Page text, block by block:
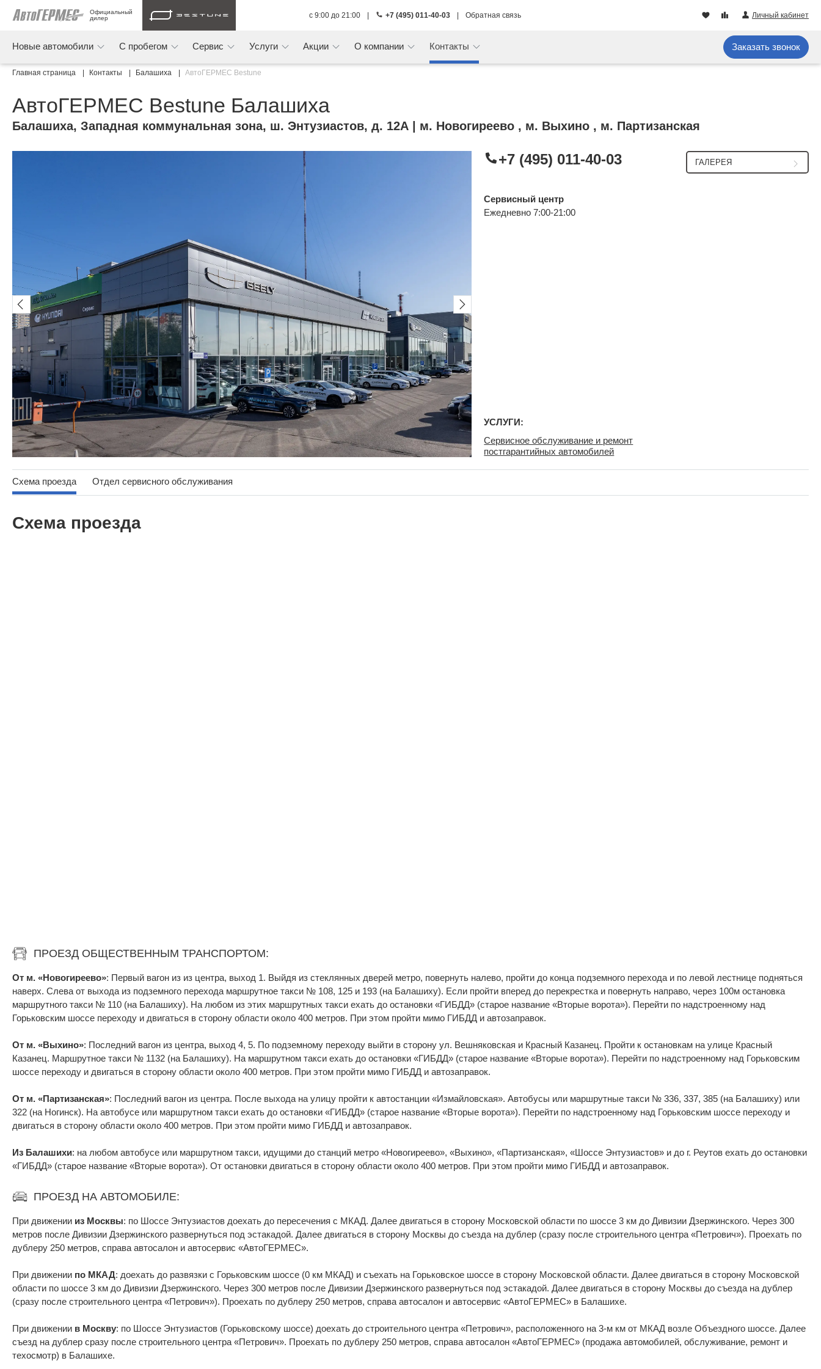
Официальный
дилер
с 9:00 до 21:00 +7 (495) 011-40-03 Обратная связь Личный кабинет
Новые автомобили С пробегом Сервис Услуги Акции О компании Контакты Заказать звонок
Главная страница Контакты Балашиха АвтоГЕРМЕС Bestune
АвтоГЕРМЕС Bestune Балашиха
Балашиха, Западная коммунальная зона, ш. Энтузиастов, д. 12А | м. Новогиреево , м. Выхино , м. Партизанская
+7 (495) 011-40-03
Сервисный центр
Ежедневно 7:00-21:00
УСЛУГИ:
Сервисное обслуживание и ремонт
постгарантийных автомобилей
ГАЛЕРЕЯ
Схема проезда Отдел сервисного обслуживания
Схема проезда
ПРОЕЗД ОБЩЕСТВЕННЫМ ТРАНСПОРТОМ:
От м. «Новогиреево»: Первый вагон из из центра, выход 1. Выйдя из стеклянных дверей метро, повернуть налево, пройти до конца подземного перехода и по левой лестнице подняться
наверх. Слева от выхода из подземного перехода маршрутное такси № 108, 125 и 193 (на Балашиху). Если пройти вперед до перекрестка и повернуть направо, через 100м остановка
маршрутного такси № 110 (на Балашиху). На любом из этих маршрутных такси ехать до остановки «ГИБДД» (старое название «Вторые ворота»). Перейти по надстроенному над
Горьковским шоссе переходу и двигаться в сторону области около 400 метров. При этом пройти мимо ГИБДД и автозаправок.
От м. «Выхино»: Последний вагон из центра, выход 4, 5. По подземному переходу выйти в сторону ул. Вешняковская и Красный Казанец. Пройти к остановкам на улице Красный
Казанец. Маршрутное такси № 1132 (на Балашиху). На маршрутном такси ехать до остановки «ГИБДД» (старое название «Вторые ворота»). Перейти по надстроенному над Горьковским
шоссе переходу и двигаться в сторону области около 400 метров. При этом пройти мимо ГИБДД и автозаправок.
От м. «Партизанская»: Последний вагон из центра. После выхода на улицу пройти к автостанции «Измайловская». Автобусы или маршрутные такси № 336, 337, 385 (на Балашиху) или
322 (на Ногинск). На автобусе или маршрутном такси ехать до остановки «ГИБДД» (старое название «Вторые ворота»). Перейти по надстроенному над Горьковским шоссе переходу и
двигаться в сторону области около 400 метров. При этом пройти мимо ГИБДД и автозаправок.
Из Балашихи: на любом автобусе или маршрутном такси, идущими до станций метро «Новогиреево», «Выхино», «Партизанская», «Шоссе Энтузиастов» и до г. Реутов ехать до остановки
«ГИБДД» (старое название «Вторые ворота»). От остановки двигаться в сторону области около 400 метров. При этом пройти мимо ГИБДД и автозаправок.
ПРОЕЗД НА АВТОМОБИЛЕ:
При движении из Москвы: по Шоссе Энтузиастов доехать до пересечения с МКАД. Далее двигаться в сторону Московской области по шоссе 3 км до Дивизии Дзержинского. Через 300
метров после Дивизии Дзержинского развернуться под эстакадой. Далее двигаться в сторону Москвы до съезда на дублер (сразу после строительного центра «Петрович»). Проехать по
дублеру 250 метров, справа автосалон и автосервис «АвтоГЕРМЕС».
При движении по МКАД: доехать до развязки с Горьковским шоссе (0 км МКАД) и съехать на Горьковское шоссе в сторону Московской области. Далее двигаться в сторону Московской
области по шоссе 3 км до Дивизии Дзержинского. Через 300 метров после Дивизии Дзержинского развернуться под эстакадой. Далее двигаться в сторону Москвы до съезда на дублер
(сразу после строительного центра «Петрович»). Проехать по дублеру 250 метров, справа автосалон и автосервис «АвтоГЕРМЕС» в Балашихе.
При движении в Москву: по Шоссе Энтузиастов (Горьковскому шоссе) доехать до строительного центра «Петрович», расположенного на 3-м км от МКАД возле Объездного шоссе. Далее
съезд на дублер сразу после строительного центра «Петрович». Проехать по дублеру 250 метров, справа автосалон «АвтоГЕРМЕС» (продажа автомобилей, обслуживание, ремонт и
техосмотр) в Балашихе.